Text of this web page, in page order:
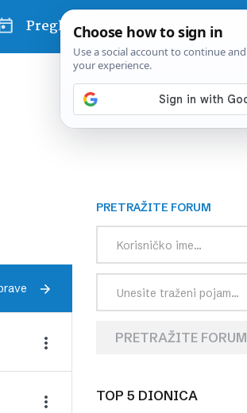
Pregled dana
PRETRAŽITE FORUM
PRETRAŽITE FORUM
TOP 5 DIONICA